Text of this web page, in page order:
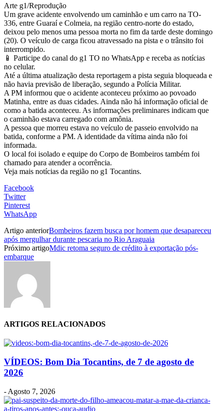
Arte g1/Reprodução
Um grave acidente envolvendo um caminhão e um carro na TO-
336, entre Guaraí e Colmeia, na região centro-norte do estado,
deixou pelo menos uma pessoa morta no fim da tarde deste domingo
(20). O veículo de carga ficou atravessado na pista e o trânsito foi
interrompido.
📱 Participe do canal do g1 TO no WhatsApp e receba as notícias
no celular.
Até a última atualização desta reportagem a pista seguia bloqueada e
não havia previsão de liberação, segundo a Polícia Militar.
A PM informou que o acidente aconteceu próximo ao povoado
Matinha, entre as duas cidades. Ainda não há informação oficial de
como a batida aconteceu. As informações preliminares indicam que
o caminhão estava carregado com amônia.
A pessoa que morreu estava no veículo de passeio envolvido na
batida, conforme a PM. A identidade da vítima ainda não foi
informada.
O local foi isolado e equipe do Corpo de Bombeiros também foi
chamado para atender a ocorrência.
Veja mais notícias da região no g1 Tocantins.
Facebook
Twitter
Pinterest
WhatsApp
Artigo anteriorBombeiros fazem busca por homem que desapareceu
após mergulhar durante pescaria no Rio Araguaia
Próximo artigoMdic retoma seguro de crédito à exportação pós-
embarque
ARTIGOS RELACIONADOS
VÍDEOS: Bom Dia Tocantins, de 7 de agosto de
2026
- Agosto 7, 2026